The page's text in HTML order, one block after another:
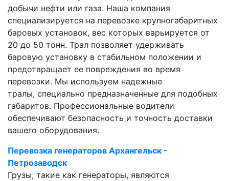
добычи нефти или газа. Наша компания
специализируется на перевозке крупногабаритных
баровых установок, вес которых варьируется от
20 до 50 тонн. Трал позволяет удерживать
баровую установку в стабильном положении и
предотвращает ее повреждения во время
перевозки. Мы используем надежные
тралы, специально предназначенные для подобных
габаритов. Профессиональные водители
обеспечивают безопасность и точность доставки
вашего оборудования.
Перевозка генераторов Архангельск -
Петрозаводск
Грузы, такие как генераторы, являются